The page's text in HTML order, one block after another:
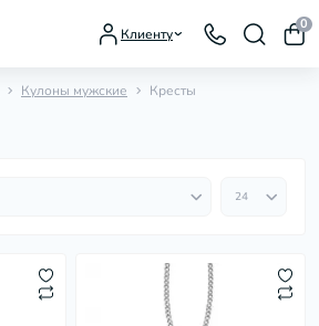
Клиенту
0
Кулоны мужские Кресты